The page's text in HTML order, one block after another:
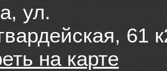
ул.
61
на карте